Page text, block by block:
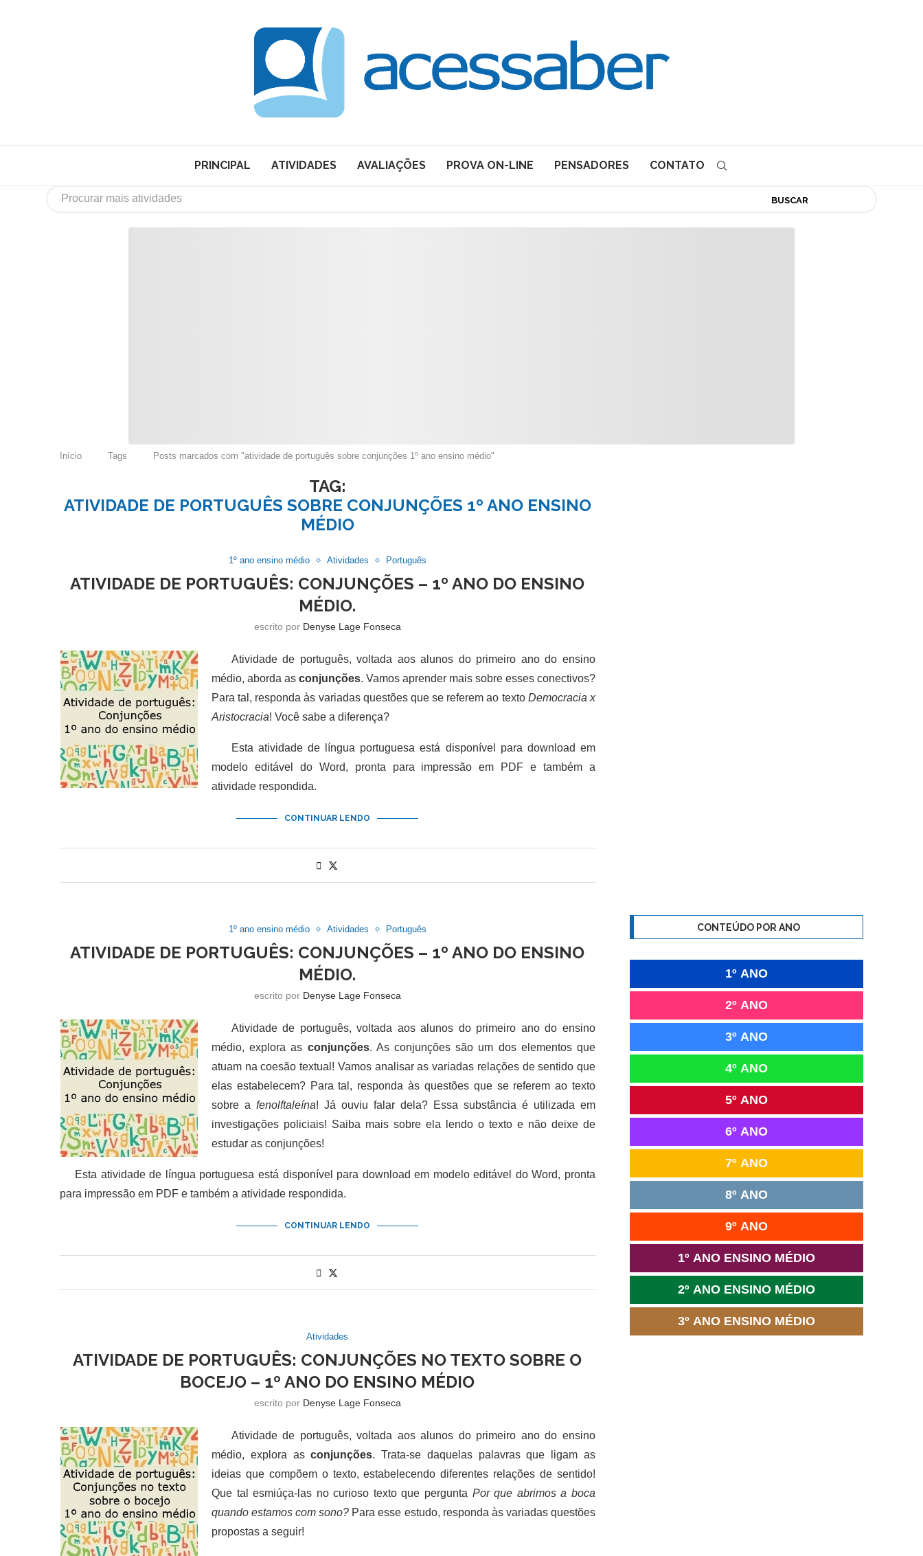
PRINCIPAL ATIVIDADES AVALIAÇÕES PROVA ON-LINE PENSADORES CONTATO
BUSCAR
Início Tags Posts marcados com "atividade de português sobre conjunções 1º ano ensino médio"
TAG:
ATIVIDADE DE PORTUGUÊS SOBRE CONJUNÇÕES 1º ANO ENSINO
MÉDIO
1º ano ensino médio Atividades Português
ATIVIDADE DE PORTUGUÊS: CONJUNÇÕES – 1º ANO DO ENSINO
MÉDIO.
escrito por Denyse Lage Fonseca
Atividade de português, voltada aos alunos do primeiro ano do ensino
médio, aborda as conjunções. Vamos aprender mais sobre esses conectivos?
Para tal, responda às variadas questões que se referem ao texto Democracia x
Aristocracia! Você sabe a diferença?
Esta atividade de língua portuguesa está disponível para download em
modelo editável do Word, pronta para impressão em PDF e também a
atividade respondida.
CONTINUAR LENDO
1º ano ensino médio Atividades Português
ATIVIDADE DE PORTUGUÊS: CONJUNÇÕES – 1º ANO DO ENSINO
MÉDIO.
escrito por Denyse Lage Fonseca
Atividade de português, voltada aos alunos do primeiro ano do ensino
médio, explora as conjunções. As conjunções são um dos elementos que
atuam na coesão textual! Vamos analisar as variadas relações de sentido que
elas estabelecem? Para tal, responda às questões que se referem ao texto
sobre a fenolftaleína! Já ouviu falar dela? Essa substância é utilizada em
investigações policiais! Saiba mais sobre ela lendo o texto e não deixe de
estudar as conjunções!
Esta atividade de língua portuguesa está disponível para download em modelo editável do Word, pronta
para impressão em PDF e também a atividade respondida.
CONTINUAR LENDO
Atividades
ATIVIDADE DE PORTUGUÊS: CONJUNÇÕES NO TEXTO SOBRE O
BOCEJO – 1º ANO DO ENSINO MÉDIO
escrito por Denyse Lage Fonseca
Atividade de português, voltada aos alunos do primeiro ano do ensino
médio, explora asconjunções. Trata-se daquelas palavras que ligam as
ideias que compõem o texto, estabelecendo diferentes relações de sentido!
Que tal esmiúça-las no curioso texto que pergunta Por que abrimos a boca
quando estamos com sono? Para esse estudo, responda às variadas questões
propostas a seguir!
CONTEÚDO POR ANO
1º ANO
2º ANO
3º ANO
4º ANO
5º ANO
6º ANO
7º ANO
8º ANO
9º ANO
1º ANO ENSINO MÉDIO
2º ANO ENSINO MÉDIO
3º ANO ENSINO MÉDIO